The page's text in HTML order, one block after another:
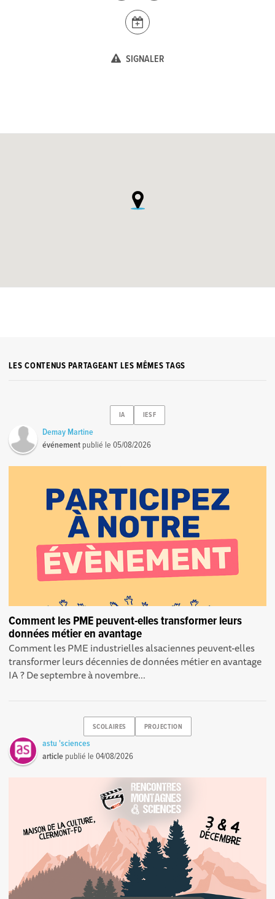
SIGNALER
LES CONTENUS PARTAGEANT LES MÊMES TAGS
IA IESF
Demay Martine
événement publié le05/08/2026
Comment les PME peuvent-elles transformer leurs
données métier en avantage
Comment les PME industrielles alsaciennes peuvent-elles
transformer leurs décennies de données métier en avantage
IA ? De septembre à novembre...
SCOLAIRES PROJECTION
astu 'sciences
article publié le04/08/2026